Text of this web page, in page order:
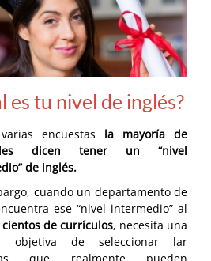
es tu nivel de inglés?
encuestas la mayoría de
dicen tener un “nivel
de inglés.
cuando un departamento de
ese “nivel intermedio” al
cientos de currículos, necesita una
objetiva de seleccionar lar